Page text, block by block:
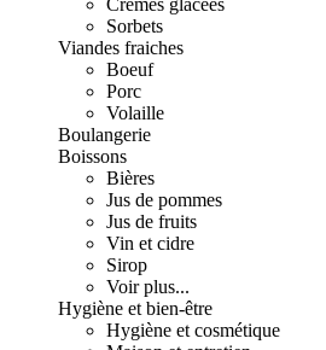
Crèmes glacées
Sorbets
Viandes fraiches
Boeuf
Porc
Volaille
Boulangerie
Boissons
Bières
Jus de pommes
Jus de fruits
Vin et cidre
Sirop
Voir plus...
Hygiène et bien-être
Hygiène et cosmétique